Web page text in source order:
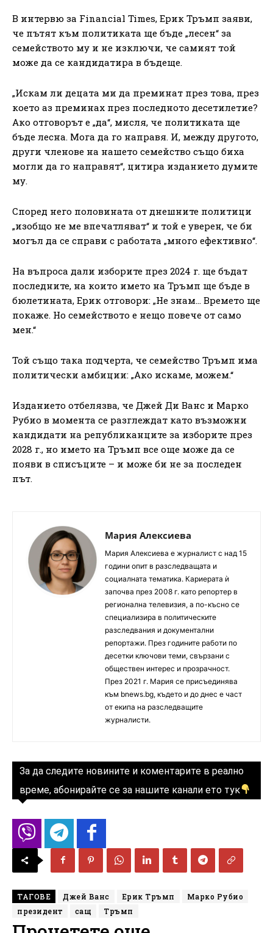
В интервю за Financial Times, Ерик Тръмп заяви,
че пътят към политиката ще бъде „лесен“ за
семейството му и не изключи, че самият той
може да се кандидатира в бъдеще.
„Искам ли децата ми да преминат през това, през
което аз преминах през последното десетилетие?
Ако отговорът е „да“, мисля, че политиката ще
бъде лесна. Мога да го направя. И, между другото,
други членове на нашето семейство също биха
могли да го направят“, цитира изданието думите
му.
Според него половината от днешните политици
„изобщо не ме впечатляват“ и той е уверен, че би
могъл да се справи с работата „много ефективно“.
На въпроса дали изборите през 2024 г. ще бъдат
последните, на които името на Тръмп ще бъде в
бюлетината, Ерик отговори: „Не знам… Времето ще
покаже. Но семейството е нещо повече от само
мен.“
Той също така подчерта, че семейство Тръмп има
политически амбиции: „Ако искаме, можем.“
Изданието отбелязва, че Джей Ди Ванс и Марко
Рубио в момента се разглеждат като възможни
кандидати на републиканците за изборите през
2028 г., но името на Тръмп все още може да се
появи в списъците – и може би не за последен
път.
Мария Алексиева
Мария Алексиева е журналист с над 15
години опит в разследващата и
социалната тематика. Кариерата ѝ
започва през 2008 г. като репортер в
регионална телевизия, а по-късно се
специализира в политическите
разследвания и документални
репортажи. През годините работи по
десетки ключови теми, свързани с
обществен интерес и прозрачност.
През 2021 г. Мария се присъединява
към bnews.bg, където и до днес е част
от екипа на разследващите
журналисти.
За да следите новините и коментарите в реално
време, абонирайте се за нашите канали ето тук
ТАГОВЕ Джей Ванс Ерик Тръмп
Марко Рубио
президент
сащ Тръмп